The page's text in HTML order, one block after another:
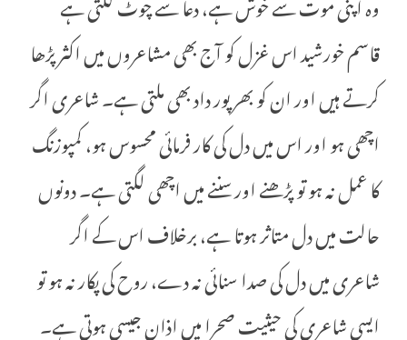
قاسم خورشید اس غزل کو آج بھی مشاعروں میں اکثر پڑھا
کرتے ہیں اور ان کو بھر پور داد بھی ملتی ہے۔ شاعری اگر
اچھی ہو اور اس میں دل کی کار فرمائی محسوس ہو، کمپوزنگ
کا عمل نہ ہو تو پڑھنے اور سننے میں اچھی لگتی ہے۔ دونوں
حالت میں دل متاثر ہوتا ہے، برخلاف اس کے اگر
شاعری میں دل کی صدا سنائی نہ دے، روح کی پکار نہ ہو تو
ایسی شاعری کی حیثیت صحرا میں اذان جیسی ہوتی ہے۔